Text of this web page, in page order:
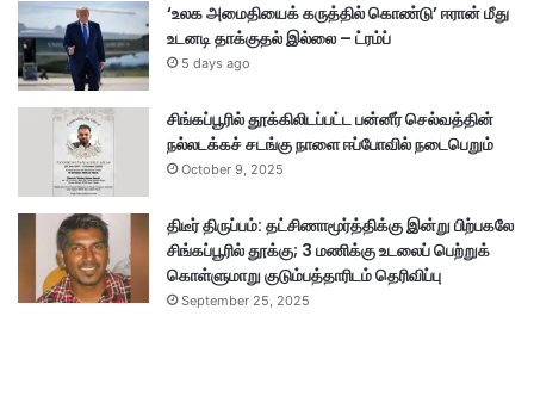
‘உலக அமைதியைக் கருத்தில் கொண்டு’ ஈரான் மீது
உடனடி தாக்குதல் இல்லை – ட்ரம்ப்
5 days ago
சிங்கப்பூரில் தூக்கிலிடப்பட்ட பன்னீர் செல்வத்தின்
நல்லடக்கச் சடங்கு நாளை ஈப்போவில் நடைபெறும்
October 9, 2025
திடீர் திருப்பம்: தட்சிணாமூர்த்திக்கு இன்று பிற்பகலே
சிங்கப்பூரில் தூக்கு; 3 மணிக்கு உடலைப் பெற்றுக்
கொள்ளுமாறு குடும்பத்தாரிடம் தெரிவிப்பு
September 25, 2025